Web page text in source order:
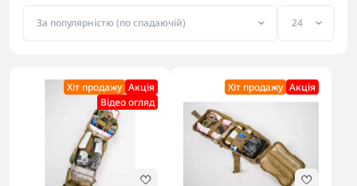
Хіт продажу Акцiя
Відео огляд
Хіт продажу Акцiя